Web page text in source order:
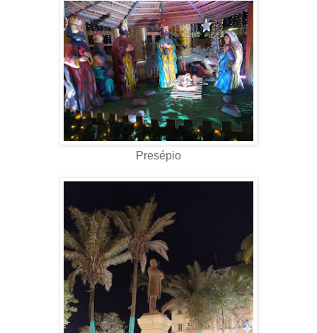
Presépio